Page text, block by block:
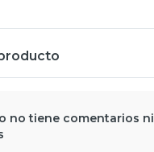
no tiene comentarios ni